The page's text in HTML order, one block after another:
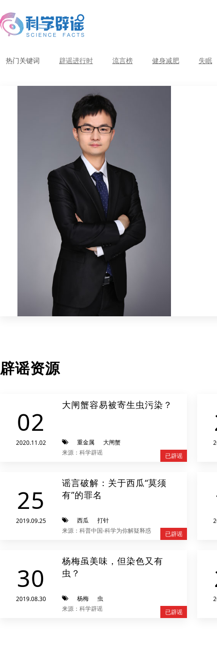
热门关键词 辟谣进行时 流言榜 健身减肥 失眠
辟谣资源
02
2020.11.02
大闸蟹容易被寄生虫污染？
重金属
大闸蟹
来源：科学辟谣
已辟谣
25
2019.09.25
谣言破解：关于西瓜“莫须
有”的罪名
西瓜
打针
来源：科普中国-科学为你解疑释惑
已辟谣
30
2019.08.30
杨梅虽美味，但染色又有
虫？
杨梅
虫
来源：科学辟谣
已辟谣